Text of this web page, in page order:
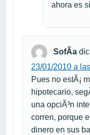
ahora es
SofÃ­a
23/01/2010 a
Pues no estÃ¡
hipotecario,
una opciÃ³n
corren, porque
dinero en sus